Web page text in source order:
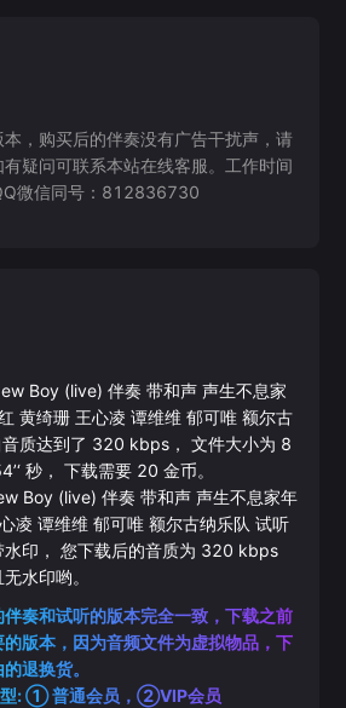
，购买后的伴奏没有广告干扰声，请
疑问可联系本站在线客服。工作时间
微信同号：812836730
Boy (live) 伴奏 带和声 声生不息家
黄绮珊 王心凌 谭维维 郁可唯 额尔古
质达到了 320 kbps， 文件大小为 8
秒， 下载需要 20 金币。
Boy (live) 伴奏 带和声 声生不息家年
凌 谭维维 郁可唯 额尔古纳乐队 试听
印， 您下载后的音质为 320 kbps
水印哟。
奏和试听的版本完全一致，下载之前
版本，因为音频文件为虚拟物品，下
退换货。
型: ① 普通会员，②VIP会员